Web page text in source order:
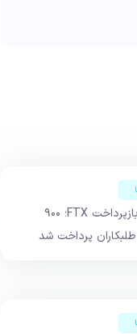
آغاز دور پنجم بازپرداخت FTX؛ ۹۰۰
طلبکاران پرداخت شد